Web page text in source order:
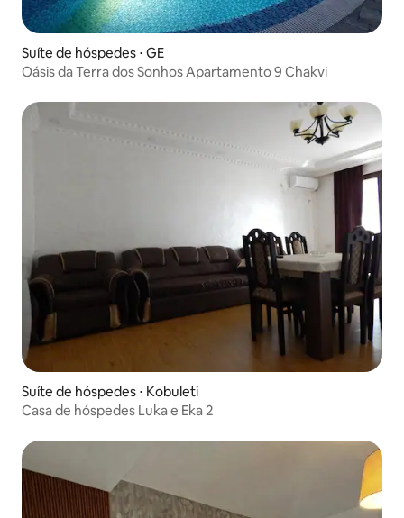
Suíte de hóspedes ⋅ GE
Oásis da Terra dos Sonhos Apartamento 9 Chakvi
Suíte de hóspedes ⋅ Kobuleti
Casa de hóspedes Luka e Eka 2